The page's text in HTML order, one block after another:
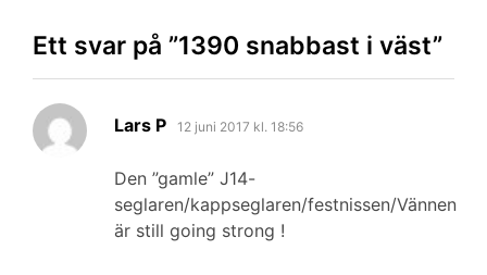
Ett svar på ”1390 snabbast i väst”
Lars P skriver:
12 juni 2017 kl. 18:56
Den ”gamle” J14-
seglaren/kappseglaren/festnissen/Vännen
är still going strong !